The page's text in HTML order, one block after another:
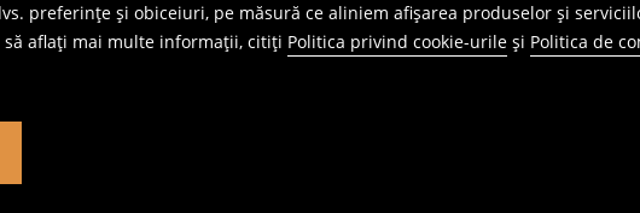
preferințe și obiceiuri, pe măsură ce aliniem afișarea produselor și
să aflați mai multe informații, citiți Politica privind cookie-urile și Politica de